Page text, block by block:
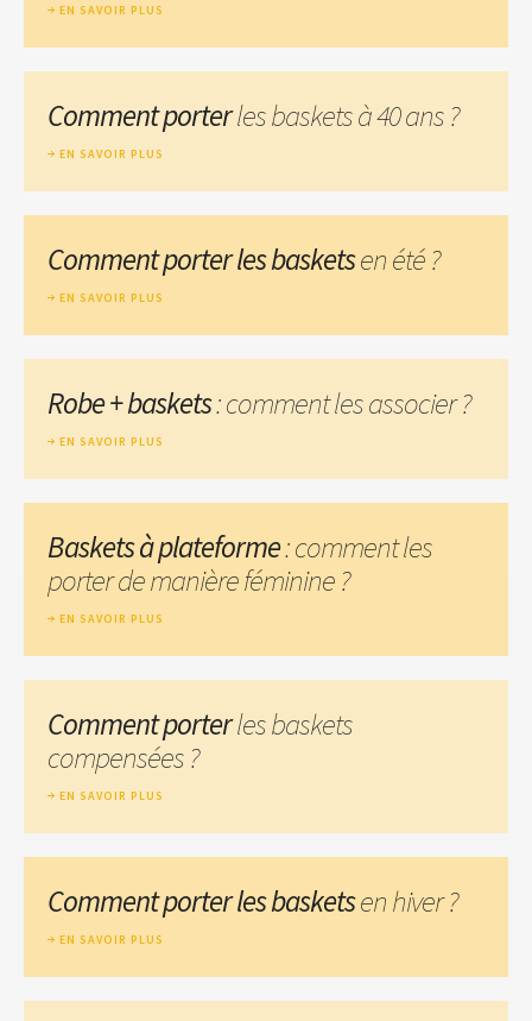
EN SAVOIR PLUS
Comment porterles baskets à 40 ans ?
EN SAVOIR PLUS
Comment porter les basketsen été ?
EN SAVOIR PLUS
Robe + baskets: comment les associer ?
EN SAVOIR PLUS
Baskets à plateforme: comment les
porter de manière féminine ?
EN SAVOIR PLUS
Comment porterles baskets
compensées ?
EN SAVOIR PLUS
Comment porter les basketsen hiver ?
EN SAVOIR PLUS